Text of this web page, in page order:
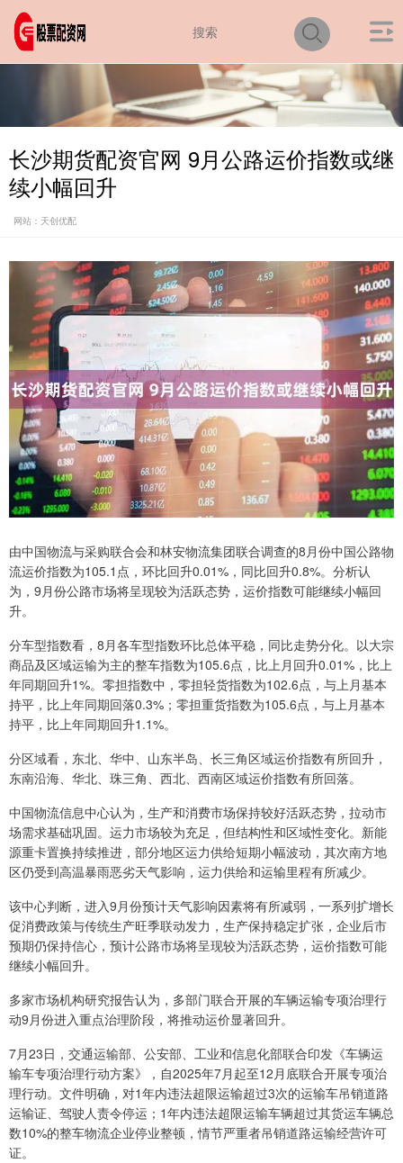
长沙期货配资官网 9月公路运价指数或继
续小幅回升
网站：天创优配
由中国物流与采购联合会和林安物流集团联合调查的8月份中国公路物
流运价指数为105.1点，环比回升0.01%，同比回升0.8%。分析认
为，9月份公路市场将呈现较为活跃态势，运价指数可能继续小幅回
升。
分车型指数看，8月各车型指数环比总体平稳，同比走势分化。以大宗
商品及区域运输为主的整车指数为105.6点，比上月回升0.01%，比上
年同期回升1%。零担指数中，零担轻货指数为102.6点，与上月基本
持平，比上年同期回落0.3%；零担重货指数为105.6点，与上月基本
持平，比上年同期回升1.1%。
分区域看，东北、华中、山东半岛、长三角区域运价指数有所回升，
东南沿海、华北、珠三角、西北、西南区域运价指数有所回落。
中国物流信息中心认为，生产和消费市场保持较好活跃态势，拉动市
场需求基础巩固。运力市场较为充足，但结构性和区域性变化。新能
源重卡置换持续推进，部分地区运力供给短期小幅波动，其次南方地
区仍受到高温暴雨恶劣天气影响，运力供给和运输里程有所减少。
该中心判断，进入9月份预计天气影响因素将有所减弱，一系列扩增长
促消费政策与传统生产旺季联动发力，生产保持稳定扩张，企业后市
预期仍保持信心，预计公路市场将呈现较为活跃态势，运价指数可能
继续小幅回升。
多家市场机构研究报告认为，多部门联合开展的车辆运输专项治理行
动9月份进入重点治理阶段，将推动运价显著回升。
7月23日，交通运输部、公安部、工业和信息化部联合印发《车辆运
输车专项治理行动方案》，自2025年7月起至12月底联合开展专项治
理行动。文件明确，对1年内违法超限运输超过3次的运输车吊销道路
运输证、驾驶人责令停运；1年内违法超限运输车辆超过其货运车辆总
数10%的整车物流企业停业整顿，情节严重者吊销道路运输经营许可
证。